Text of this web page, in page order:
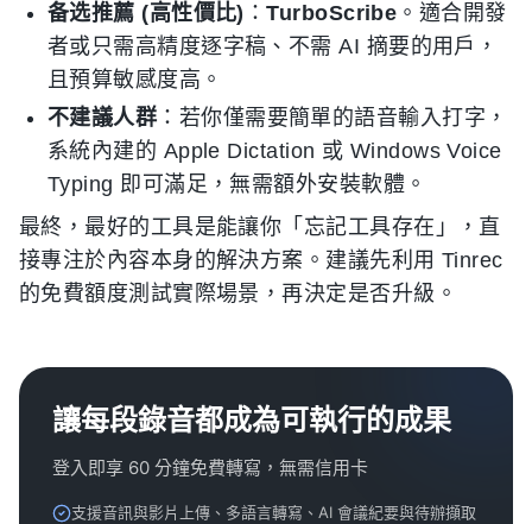
备选推薦 (高性價比) ：TurboScribe 。適合開發
者或只需高精度逐字稿、不需 AI 摘要的用戶，
且預算敏感度高。
不建議人群 ：若你僅需要簡單的語音輸入打字，
系統內建的 Apple Dictation 或 Windows Voice
Typing 即可滿足，無需額外安裝軟體。
最終，最好的工具是能讓你「忘記工具存在」，直
接專注於內容本身的解決方案。建議先利用 Tinrec
的免費額度測試實際場景，再決定是否升級。
讓每段錄音都成為可執行的成果
登入即享 60 分鐘免費轉寫，無需信用卡
支援音訊與影片上傳、多語言轉寫、AI 會議紀要與待辦擷取